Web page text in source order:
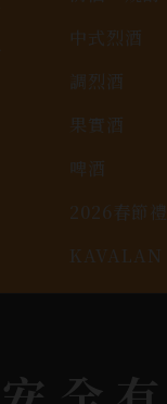
中式烈酒
調烈酒
果實酒
啤酒
2026春節
KAVALAN